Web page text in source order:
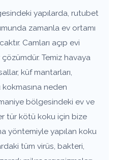
yapılarda, rutubet
zamanla ev ortamı
Camları açıp evi
çözümdür. Temiz havaya
küf mantarları,
neden
bölgesindeki ev ve
tür kötü koku için bize
yöntemiyle yapılan koku
tüm virüs, bakteri,